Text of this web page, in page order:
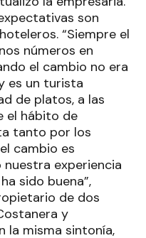
son
“Siempre el
números en
el cambio no era
es un turista
de platos, a las
el hábito de
tanto por los
cambio es
experiencia
sido buena”,
de dos
y
la misma sintonía,